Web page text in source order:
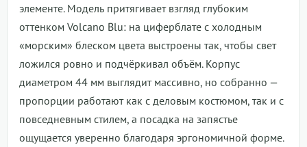
элементе. Модель притягивает взгляд глубоким
оттенком Volcano Blu: на циферблате с холодным
«морским» блеском цвета выстроены так, чтобы свет
ложился ровно и подчёркивал объём. Корпус
диаметром 44 мм выглядит массивно, но собранно —
пропорции работают как с деловым костюмом, так и с
повседневным стилем, а посадка на запястье
ощущается уверенно благодаря эргономичной форме.